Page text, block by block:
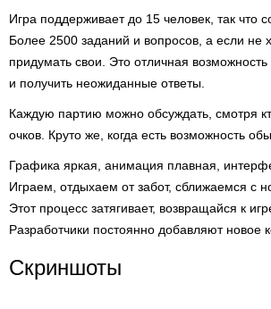
Игра поддерживает до 15 человек, так что
Более 2500 заданий и вопросов, а если не
придумать свои. Это отличная возможность
и получить неожиданные ответы.
Каждую партию можно обсуждать, смотря
очков. Круто же, когда есть возможность
Графика яркая, анимация плавная,
Играем, отдыхаем от забот, сближаемся с
Этот процесс затягивает, возвращайся к
Разработчики постоянно добавляют новое
Скриншоты